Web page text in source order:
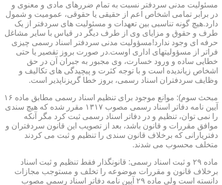
مسئولیت مدنی سردفتر نسبت به تمام ضررهای مادی و معنوی و
در برابر تمامی اشخاص اعم از حقیقی یا حقوقی، عمومیت و شمول
دارد.هیچ گونه تناسبی بین تعهدات و مسئولیت های سردفتر از یک
طرف و حقوق و مزایای وی از طرف دیگر در قیاس با سایر مشاغل
حرفه ای وجود ندارد!مسؤولیت مدنی سردفتر اسناد رسمی چیزی
فراتر از مسؤولیتهای اداری اوست.در صورت بروز تقصیر یا حتی
خطایی ساده و ورود خسارت، وی مجبور به جبران آن در حق
اشخاص زیاندیده است و با توجه کثرت و پیچیدگی های تکالیف و
وظایف سردفتران اسناد رسمی، بروز خطا گریزناپذیر است.
مبحث سوم): موانع موجود برای تنظیم اسناد رسمی مطابق ماده ۱۶
آیین نامه دفاتر اسناد رسمی مصوب ۱۳۱۷ مقرر شده که هیچ سندی
را نمی توان، تنظیم و در دفاتر اسناد رسمی ثبت کرد مگر آنکه
موافق مقررات و قانون باشد، بعد از تصویب این قانون سردفتران و
دفتریارانی که برخلاف قانون سندی را تنظیم و ثبت می کردند
متخلف محسوب می شدند.
ماده ۲۹ و ثبت اسناد رسمی: قانونگذار فقط تنظیم و ثبت اسناد
برخلاف قانون و مقررات موضوعه را تخلف و مستوجب مجازات
دانسته است ولی ماده ۲۹ آیین نامه دفاتر اسناد رسمی مصوب